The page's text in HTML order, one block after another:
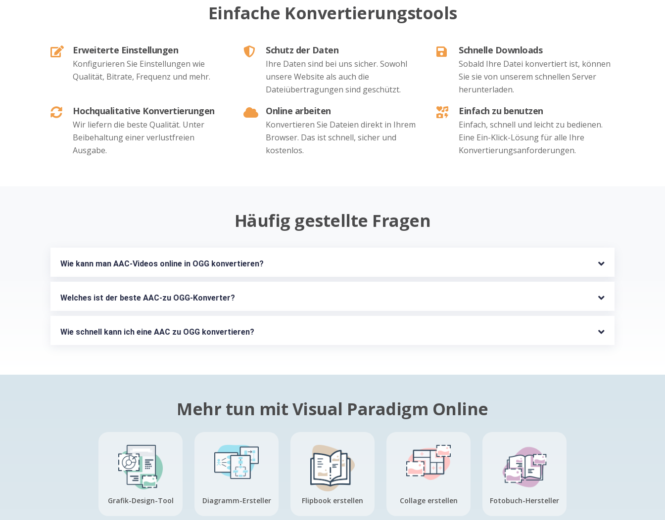
Einfache Konvertierungstools
Erweiterte Einstellungen
Konfigurieren Sie Einstellungen wie
Qualität, Bitrate, Frequenz und mehr.
Schutz der Daten
Ihre Daten sind bei uns sicher. Sowohl
unsere Website als auch die
Dateiübertragungen sind geschützt.
Schnelle Downloads
Sobald Ihre Datei konvertiert ist, können
Sie sie von unserem schnellen Server
herunterladen.
Hochqualitative Konvertierungen
Wir liefern die beste Qualität. Unter
Beibehaltung einer verlustfreien
Ausgabe.
Online arbeiten
Konvertieren Sie Dateien direkt in Ihrem
Browser. Das ist schnell, sicher und
kostenlos.
Einfach zu benutzen
Einfach, schnell und leicht zu bedienen.
Eine Ein-Klick-Lösung für alle Ihre
Konvertierungsanforderungen.
Häufig gestellte Fragen
Wie kann man AAC-Videos online in OGG konvertieren?
Welches ist der beste AAC-zu OGG-Konverter?
Wie schnell kann ich eine AAC zu OGG konvertieren?
Mehr tun mit Visual Paradigm Online
Grafik-Design-Tool Diagramm-Ersteller Flipbook erstellen Collage erstellen Fotobuch-Hersteller